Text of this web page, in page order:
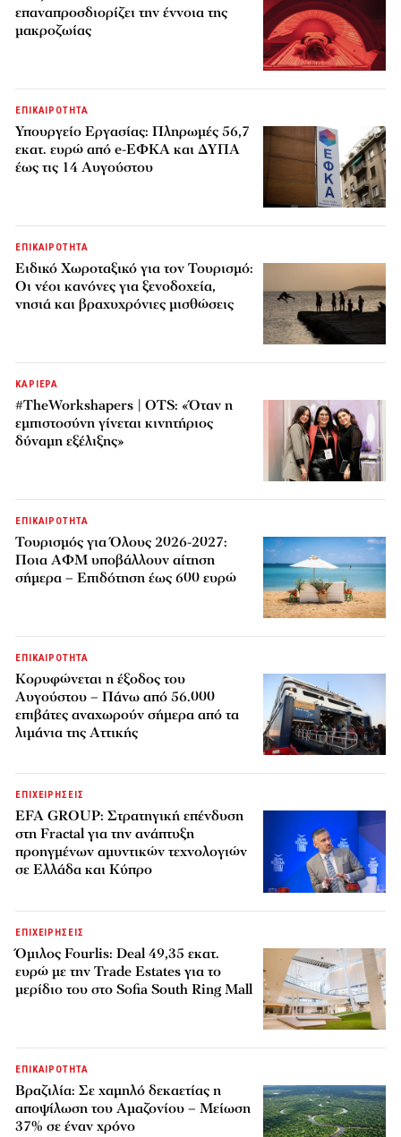
επαναπροσδιορίζει την έννοια της
μακροζωίας
ΕΠΙΚΑΙΡΟΤΗΤΑ
Υπουργείο Εργασίας: Πληρωμές 56,7
εκατ. ευρώ από e-ΕΦΚΑ και ΔΥΠΑ
έως τις 14 Αυγούστου
ΕΠΙΚΑΙΡΟΤΗΤΑ
Ειδικό Χωροταξικό για τον Τουρισμό:
Οι νέοι κανόνες για ξενοδοχεία,
νησιά και βραχυχρόνιες μισθώσεις
ΚΑΡΙΕΡΑ
#TheWorkshapers | OTS: «Όταν η
εμπιστοσύνη γίνεται κινητήριος
δύναμη εξέλιξης»
ΕΠΙΚΑΙΡΟΤΗΤΑ
Τουρισμός για Όλους 2026-2027:
Ποια ΑΦΜ υποβάλλουν αίτηση
σήμερα – Επιδότηση έως 600 ευρώ
ΕΠΙΚΑΙΡΟΤΗΤΑ
Κορυφώνεται η έξοδος του
Αυγούστου – Πάνω από 56.000
επιβάτες αναχωρούν σήμερα από τα
λιμάνια της Αττικής
ΕΠΙΧΕΙΡΗΣΕΙΣ
EFA GROUP: Στρατηγική επένδυση
στη Fractal για την ανάπτυξη
προηγμένων αμυντικών τεχνολογιών
σε Ελλάδα και Κύπρο
ΕΠΙΧΕΙΡΗΣΕΙΣ
Όμιλος Fourlis: Deal 49,35 εκατ.
ευρώ με την Trade Estates για το
μερίδιο του στο Sofia South Ring Mall
ΕΠΙΚΑΙΡΟΤΗΤΑ
Βραζιλία: Σε χαμηλό δεκαετίας η
αποψίλωση του Αμαζονίου – Μείωση
37% σε έναν χρόνο